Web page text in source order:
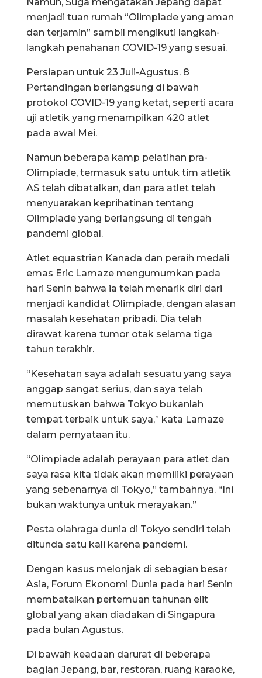
menjadi tuan rumah “Olimpiade yang aman
dan terjamin” sambil mengikuti langkah-
langkah penahanan COVID-19 yang sesuai.
Persiapan untuk 23 Juli-Agustus. 8
Pertandingan berlangsung di bawah
protokol COVID-19 yang ketat, seperti acara
uji atletik yang menampilkan 420 atlet
pada awal Mei.
Namun beberapa kamp pelatihan pra-
Olimpiade, termasuk satu untuk tim atletik
AS telah dibatalkan, dan para atlet telah
menyuarakan keprihatinan tentang
Olimpiade yang berlangsung di tengah
pandemi global.
Atlet equastrian Kanada dan peraih medali
emas Eric Lamaze mengumumkan pada
hari Senin bahwa ia telah menarik diri dari
menjadi kandidat Olimpiade, dengan alasan
masalah kesehatan pribadi. Dia telah
dirawat karena tumor otak selama tiga
tahun terakhir.
“Kesehatan saya adalah sesuatu yang saya
anggap sangat serius, dan saya telah
memutuskan bahwa Tokyo bukanlah
tempat terbaik untuk saya,” kata Lamaze
dalam pernyataan itu.
“Olimpiade adalah perayaan para atlet dan
saya rasa kita tidak akan memiliki perayaan
yang sebenarnya di Tokyo,” tambahnya. “Ini
bukan waktunya untuk merayakan.”
Pesta olahraga dunia di Tokyo sendiri telah
ditunda satu kali karena pandemi.
Dengan kasus melonjak di sebagian besar
Asia, Forum Ekonomi Dunia pada hari Senin
membatalkan pertemuan tahunan elit
global yang akan diadakan di Singapura
pada bulan Agustus.
Di bawah keadaan darurat di beberapa
bagian Jepang, bar, restoran, ruang karaoke,